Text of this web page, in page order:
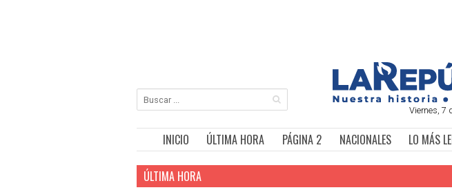
Viernes, 7
INICIO ÚLTIMA HORA PÁGINA 2 NACIONALES LO MÁS
ÚLTIMA HORA